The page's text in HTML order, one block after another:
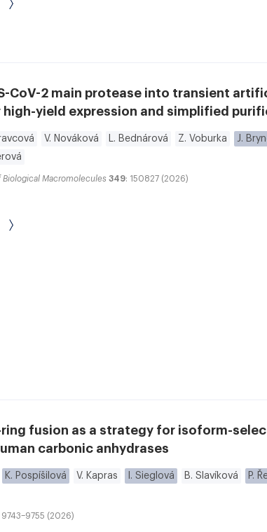
CoV-2 main protease into transient
high-yield expression and simplified
V. Nováková L. Bednárová Z. Voburka
J.
Biological Macromolecules 349: 150827 (2026)
fusion as a strategy for isoform-
carbonic anhydrases
K. Pospíšilová V. Kapras I. Sieglová B. Slavíková
P.
9743–9755 (2026)